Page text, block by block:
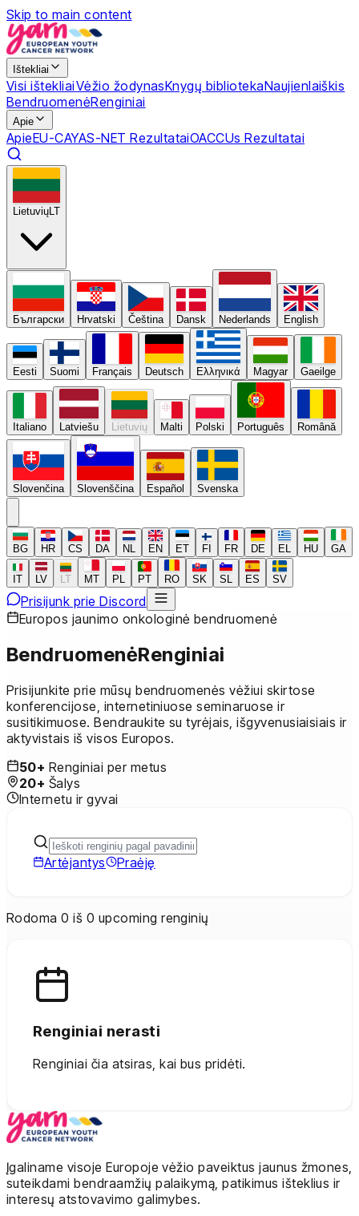
Skip to main content
Ištekliai
Visi ištekliaiVėžio žodynasKnygų bibliotekaNaujienlaiškis
BendruomenėRenginiai
Apie
ApieEU-CAYAS-NET RezultataiOACCUs Rezultatai
LietuviųLT
Български Hrvatski Čeština Dansk Nederlands English
Eesti Suomi Français Deutsch Ελληνικά Magyar Gaeilge
Italiano Latviešu Lietuvių Malti Polski Português Română
Slovenčina Slovenščina Español Svenska
BG HR CS DA NL EN ET FI FR DE EL HU GA
IT LV LT MT PL PT RO SK SL ES SV
Prisijunk prie Discord
Europos jaunimo onkologinė bendruomenė
BendruomenėRenginiai
Prisijunkite prie mūsų bendruomenės vėžiui skirtose
konferencijose, internetiniuose seminaruose ir
susitikimuose. Bendraukite su tyrėjais, išgyvenusiaisiais ir
aktyvistais iš visos Europos.
50+ Renginiai per metus
20+ Šalys
Internetu ir gyvai
Artėjantys Praėję
Rodoma 0 iš 0 upcoming renginių
Renginiai nerasti
Renginiai čia atsiras, kai bus pridėti.
Įgaliname visoje Europoje vėžio paveiktus jaunus žmones,
suteikdami bendraamžių palaikymą, patikimus išteklius ir
interesų atstovavimo galimybes.